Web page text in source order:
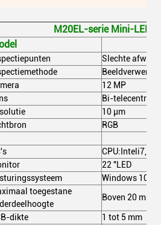
M20EL-serie Mini-LED-
Slechte
12 MP
Bi-
10 μm
RGB
CPU:Inteli7,
22 "LED
Windows 10
toegestane
Boven 20 mm,
dikte
1 tot 5 mm